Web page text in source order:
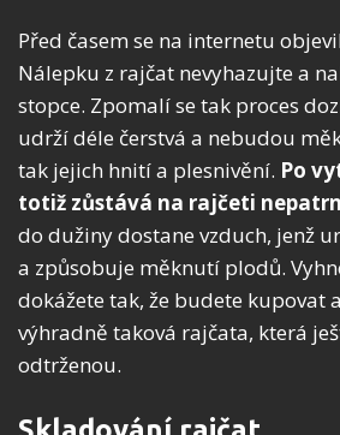
Před časem se na internetu
Nálepku z rajčat nevyhazujte a
stopce. Zpomalí se tak proces
udrží déle čerstvá a nebudou
tak jejich hnití a plesnivění. Po
totiž zůstává na rajčeti
do dužiny dostane vzduch, jenž
a způsobuje měknutí plodů.
dokážete tak, že budete kupovat
výhradně taková rajčata, která
odtrženou.